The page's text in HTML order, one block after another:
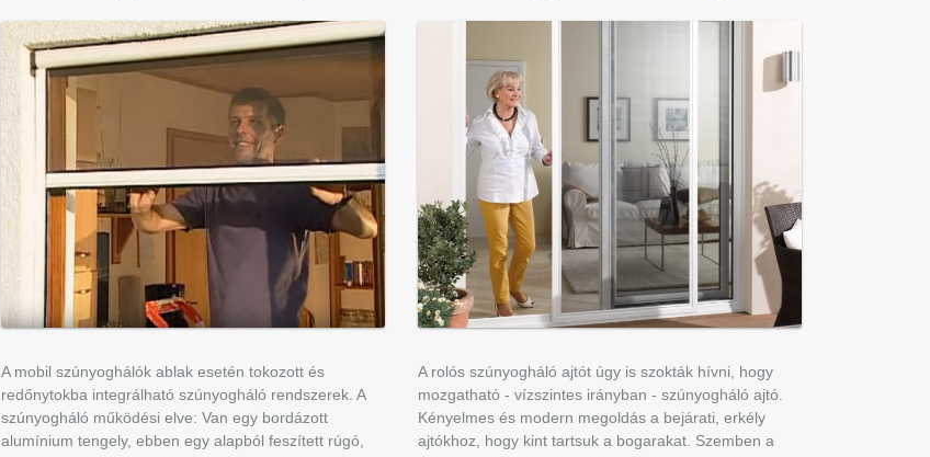
A mobil szúnyoghálók ablak esetén tokozott és
redőnytokba integrálható szúnyogháló rendszerek. A
szúnyogháló működési elve: Van egy bordázott
alumínium tengely, ebben egy alapból feszített rúgó,
A rolós szúnyogháló ajtót úgy is szokták hívni, hogy
mozgatható - vízszintes irányban - szúnyogháló ajtó.
Kényelmes és modern megoldás a bejárati, erkély
ajtókhoz, hogy kint tartsuk a bogarakat. Szemben a